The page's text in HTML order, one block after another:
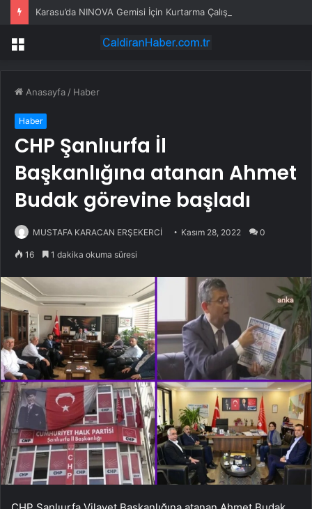
Karasu’da NINOVA Gemisi İçin Kurtarma Çalışmaları
Menü
Anasayfa / Haber
Haber
CHP Şanlıurfa İl
Başkanlığına atanan Ahmet
Budak görevine başladı
MUSTAFA KARACAN ERŞEKERCİ Kasım 28, 2022 0
16 1 dakika okuma süresi